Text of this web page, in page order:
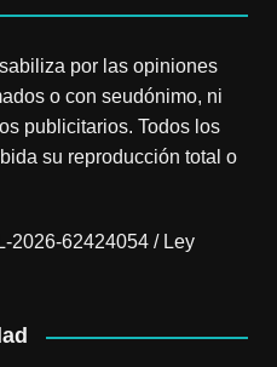
por las opiniones
o con seudónimo, ni
publicitarios. Todos los
su reproducción total o
2026-62424054 / Ley